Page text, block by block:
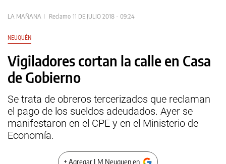
LA MAÑANA Reclamo 11 DE JULIO 2018 - 09:24
NEUQUÉN
Vigiladores cortan la calle en Casa
de Gobierno
Se trata de obreros tercerizados que reclaman
el pago de los sueldos adeudados. Ayer se
manifestaron en el CPE y en el Ministerio de
Economía.
+ Agregar LM Neuquen en